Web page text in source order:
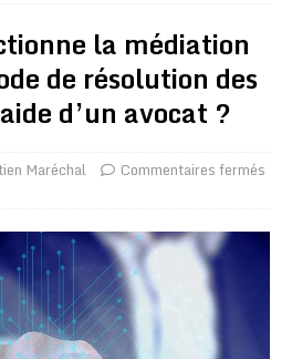
la médiation
de résolution des
d’un avocat ?
Maréchal Commentaires fermés